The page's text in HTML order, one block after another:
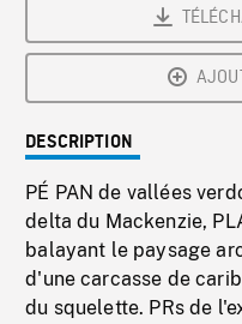
DESCRIPTION
PÉ PAN de vallées
delta du Mackenzie,
balayant le paysage
d'une carcasse de
du squelette. PRs de